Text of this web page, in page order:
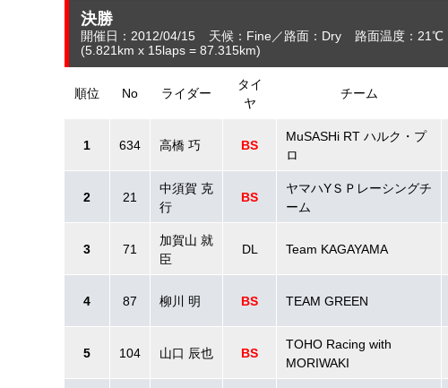
決勝
開催日：2012/04/15 天候：Fine 路面：Dry 路面温度：
(5.821 km x 15laps = 87.315km)
順位 No ライダー
タイ
ヤ
チーム
1 634 高橋 巧 BS
MuSASHi RT ハルク・プ
ロ
2 21
中須賀 克
行
BS
ヤマハYＳＰレーシングチ
ーム
3 71
加賀山 就
臣
DL Team KAGAYAMA
4 87 柳川 明 BS TEAM GREEN
5 104 山口 辰也 BS
TOHO Racing with
MORIWAKI